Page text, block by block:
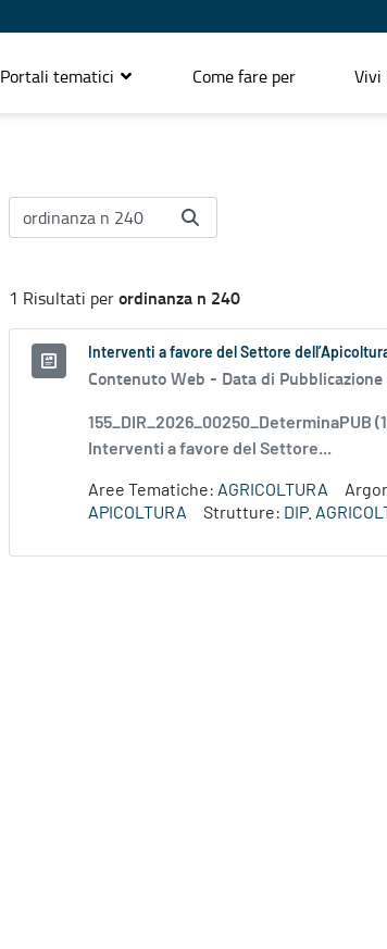
Portali tematici Come fare per Vivi
1 Risultati perordinanza n 240
Interventi a favore del Settore
Contenuto Web - Data di
155_DIR_2026_00250_DeterminaPUB
Interventi a favore del Settore...
Aree Tematiche: AGRICOLTURA
APICOLTURA
Strutture: DIP.